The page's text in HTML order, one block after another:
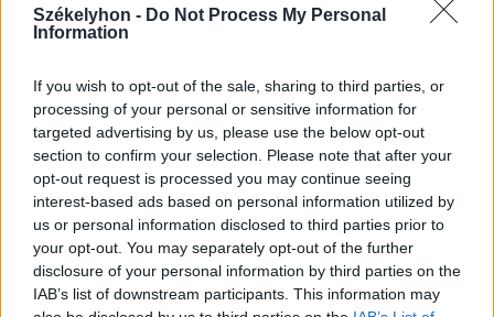
Székelyhon - Do Not Process My Personal
Information
If you wish to opt-out of the sale, sharing to third parties, or
processing of your personal or sensitive information for
targeted advertising by us, please use the below opt-out
section to confirm your selection. Please note that after your
opt-out request is processed you may continue seeing
interest-based ads based on personal information utilized by
us or personal information disclosed to third parties prior to
your opt-out. You may separately opt-out of the further
disclosure of your personal information by third parties on the
IAB’s list of downstream participants. This information may